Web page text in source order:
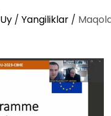
Uy / Yangiliklar /